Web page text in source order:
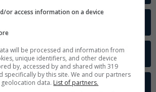
Italia
or access information on a device
will be processed and information from
unique identifiers, and other device
by, accessed by and shared with 319
specifically by this site. We and our partners
data. List of partners.